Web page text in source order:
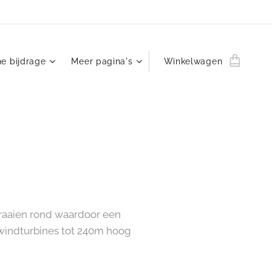
bijdrage Meer pagina's Winkelwagen
rond waardoor een
tot 240m hoog